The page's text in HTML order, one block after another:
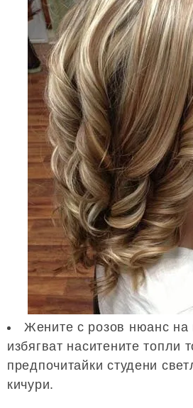
Жените с розов нюанс на
избягват наситените топли
предпочитайки студени
кичури.